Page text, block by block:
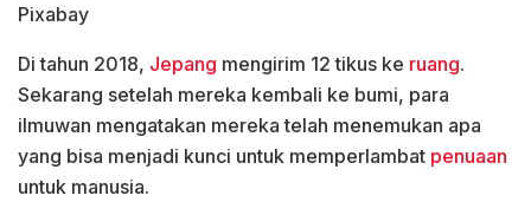
Pixabay
Di tahun 2018, Jepang mengirim 12 tikus ke ruang.
Sekarang setelah mereka kembali ke bumi, para
ilmuwan mengatakan mereka telah menemukan apa
yang bisa menjadi kunci untuk memperlambat penuaan
untuk manusia.